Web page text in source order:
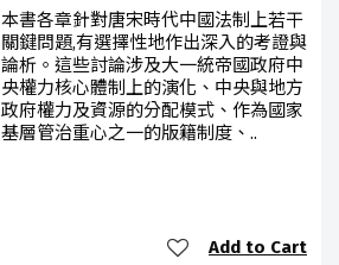
本書各章針對唐宋時代中國法制上若干
關鍵問題,有選擇性地作出深入的考證與
論析。這些討論涉及大一統帝國政府中
央權力核心體制上的演化、中央與地方
政府權力及資源的分配模式、作為國家
基層管治重心之一的版籍制度、..
Add to Cart